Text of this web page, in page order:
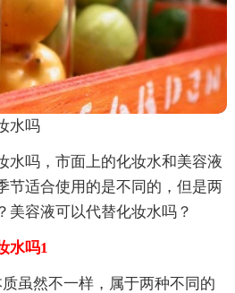
水吗
水吗，市面上的化妆水和美容液
节适合使用的是不同的，但是两
美容液可以代替化妆水吗？
吗1
虽然不一样，属于两种不同的